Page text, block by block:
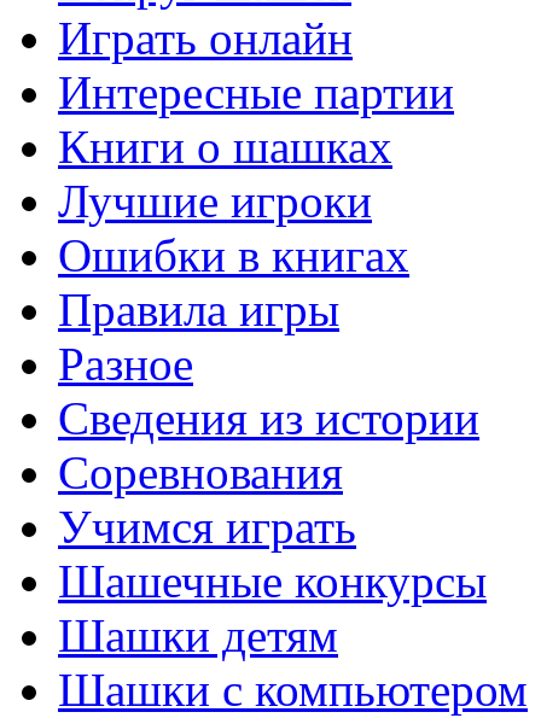
Играть онлайн
Интересные партии
Книги о шашках
Лучшие игроки
Ошибки в книгах
Правила игры
Разное
Сведения из истории
Соревнования
Учимся играть
Шашечные конкурсы
Шашки детям
Шашки с компьютером